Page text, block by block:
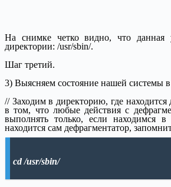
На снимке четко видно, что данная
директории: /usr/sbin/.
Шаг третий.
3) Выясняем состояние нашей системы
// Заходим в директорию, где находится
в том, что любые действия с
выполнять только, если находимся в
находится сам дефрагментатор,
cd /usr/sbin/